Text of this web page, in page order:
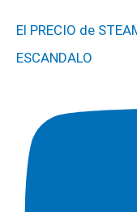
El PRECIO de
ESCANDALO